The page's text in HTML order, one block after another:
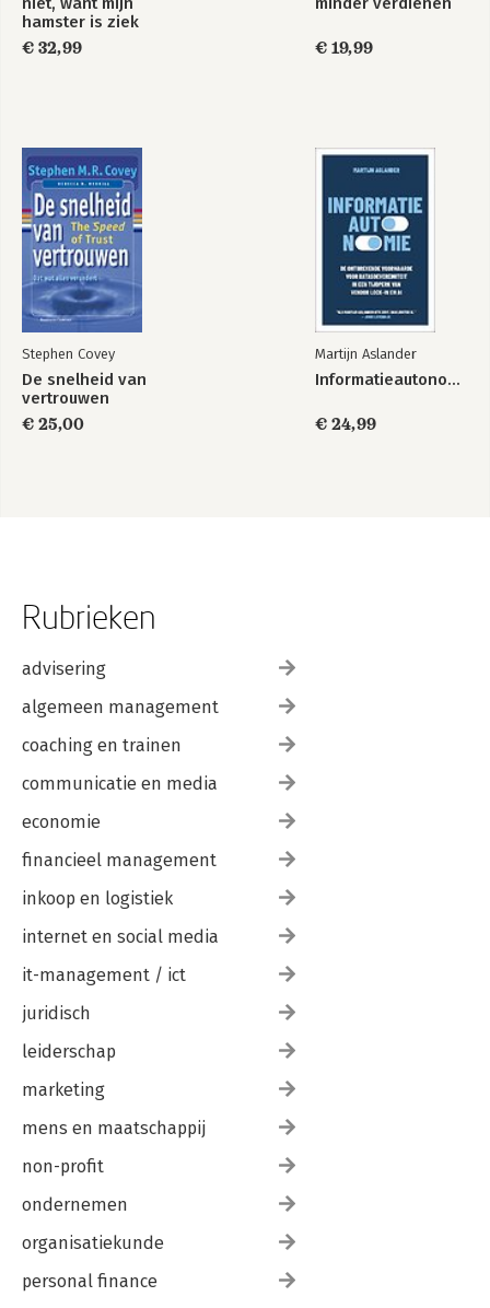
hamster is ziek
€ 32,99
€ 19,99
Stephen Covey
De snelheid van
vertrouwen
€ 25,00
Martijn Aslander
Informatieautonomie
€ 24,99
Rubrieken
advisering
algemeen management
coaching en trainen
communicatie en media
economie
financieel management
inkoop en logistiek
internet en social media
it-management / ict
juridisch
leiderschap
marketing
mens en maatschappij
non-profit
ondernemen
organisatiekunde
personal finance